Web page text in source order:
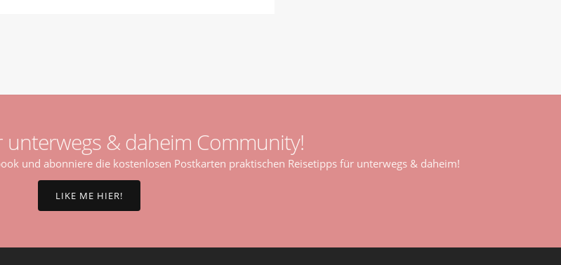
unterwegs & daheim Community!
und abonniere die kostenlosen Postkarten praktischen Reisetipps für unterwegs & daheim!
LIKE ME HIER!